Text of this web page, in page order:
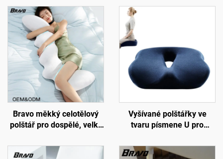
Bravo měkký celotělový
polštář pro dospělé, velký
na boku, těhotenský
Vyšívané polštářky ve
tvaru písmene U pro
paměťové pěny pro